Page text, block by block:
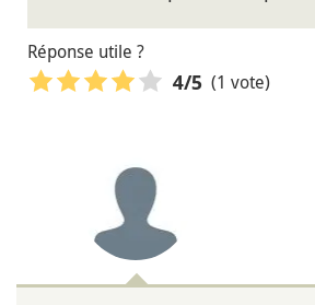
Réponse utile ?
4/5 (1 vote)